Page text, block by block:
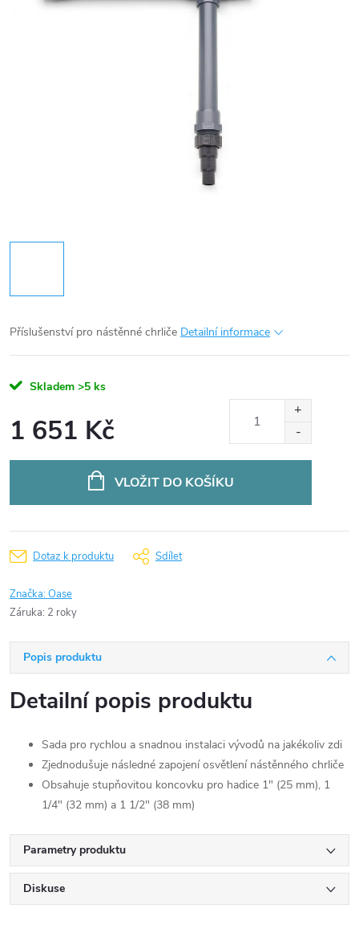
Příslušenství pro nástěnné chrliče Detailní informace
Skladem >5 ks
1 651 Kč
VLOŽIT DO KOŠÍKU
Dotaz k produktu Sdílet
Značka:Oase
Záruka: 2 roky
Popis produktu
Detailní popis produktu
Sada pro rychlou a snadnou instalaci vývodů na jakékoliv zdi
Zjednodušuje následné zapojení osvětlení nástěnného chrliče
Obsahuje stupňovitou koncovku pro hadice 1" (25 mm), 1
1/4" (32 mm) a 1 1/2" (38 mm)
Parametry produktu
Diskuse